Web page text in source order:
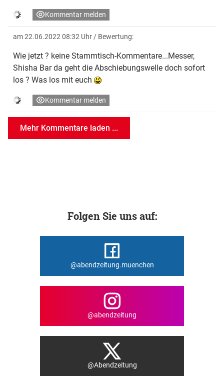
Kommentar melden
am 22.06.2022 08:32 Uhr / Bewertung:
Wie jetzt ? keine Stammtisch-Kommentare...Messer,
Shisha Bar da geht die Abschiebungswelle doch sofort
los ? Was los mit euch
Kommentar melden
Mehr Kommentare laden ...
Folgen Sie uns auf:
@abendzeitung.muenchen
@abendzeitung
@Abendzeitung